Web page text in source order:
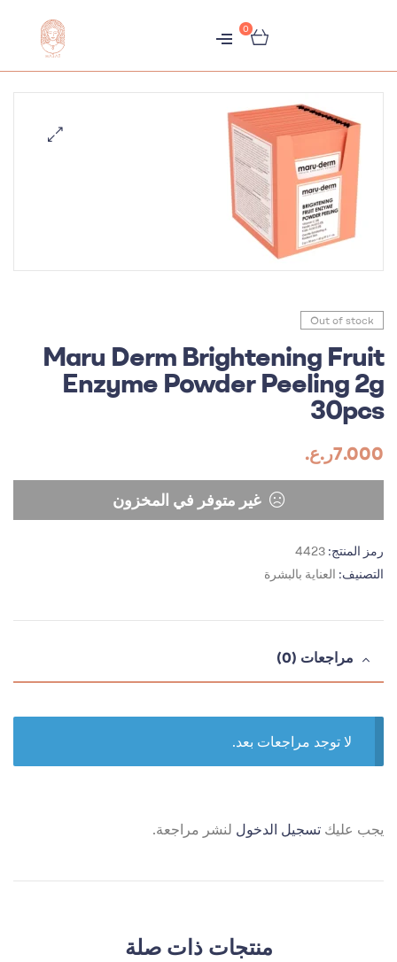
0
متجر
هبّات
Out of stock
Maru Derm Brightening Fruit
Enzyme Powder Peeling 2g
30pcs
7.000ر.ع.
غير متوفر في المخزون
رمز المنتج: 4423
التصنيف: العناية بالبشرة
مراجعات (0)
لا توجد مراجعات بعد.
يجب عليك تسجيل الدخول لنشر مراجعة.
منتجات ذات صلة